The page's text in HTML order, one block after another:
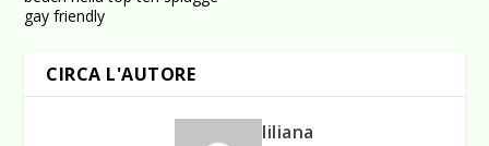
gay friendly
CIRCA L'AUTORE
liliana